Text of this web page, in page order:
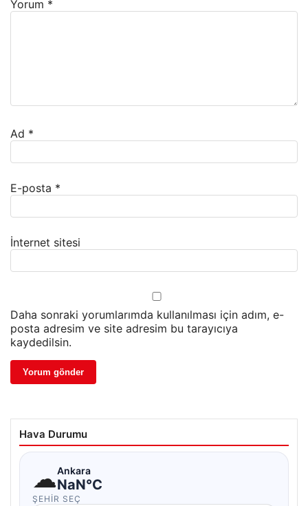
Yorum *
Ad *
E-posta *
İnternet sitesi
Daha sonraki yorumlarımda kullanılması için adım, e-
posta adresim ve site adresim bu tarayıcıya
kaydedilsin.
Hava Durumu
☁Ankara
NaN°C
ŞEHIR SEÇ